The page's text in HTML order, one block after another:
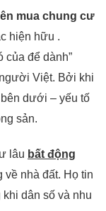
mua chung cư
hiện hữu .
của để dành”
Việt. Bởi khi
dưới – yếu tố
sản.
lâu bất động
nhà đất. Họ tin
dân số và nhu